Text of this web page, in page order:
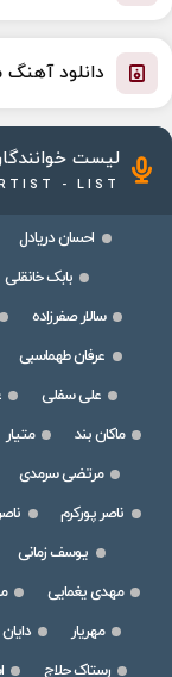
دانلود
لیست
- LIST
احسان دریادل
بابک خانقلی
سالار صفرزاده
عرفان طهماسبی
علی سفلی
ماکان بند
متیار
مرتضی سرمدی
ناصر پورکرم
یوسف زمانی
مهدی یغمایی
مهریار
دایان
رستاک حلاج